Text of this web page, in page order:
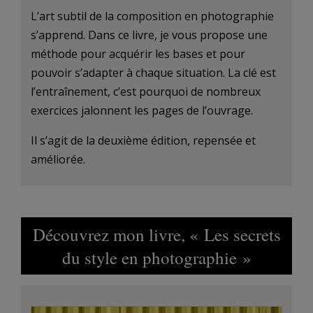
L’art subtil de la composition en photographie
s’apprend. Dans ce livre, je vous propose une
méthode pour acquérir les bases et pour
pouvoir s’adapter à chaque situation. La clé est
l’entraînement, c’est pourquoi de nombreux
exercices jalonnent les pages de l’ouvrage.
Il s’agit de la deuxième édition, repensée et
améliorée.
Découvrez mon livre, « Les secrets
du style en photographie »